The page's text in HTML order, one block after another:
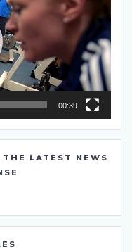
00:39
LATEST NEWS